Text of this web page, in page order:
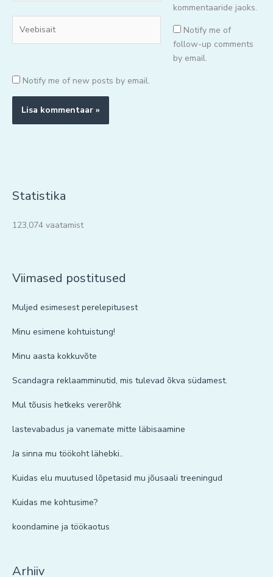
kommentaaride jaoks.
Notify me of
follow-up comments
by email.
Notify me of new posts by email.
Statistika
123,074 vaatamist
Viimased postitused
Muljed esimesest perelepitusest
Minu esimene kohtuistung!
Minu aasta kokkuvõte
Scandagra reklaamminutid, mis tulevad õkva südamest.
Mul tõusis hetkeks vererõhk
lastevabadus ja vanemate mitte läbisaamine
Ja sinna mu töökoht lähebki..
Kuidas elu muutused lõpetasid mu jõusaali treeningud
Kuidas me kohtusime?
koondamine ja töökaotus
Arhiiv